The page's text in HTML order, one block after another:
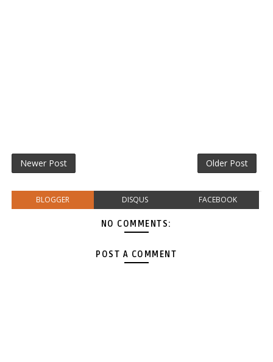
Newer Post Older Post
BLOGGER DISQUS FACEBOOK
NO COMMENTS:
POST A COMMENT